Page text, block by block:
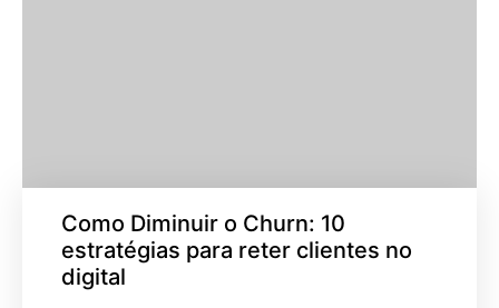
Como Diminuir o Churn: 10
estratégias para reter clientes no
digital